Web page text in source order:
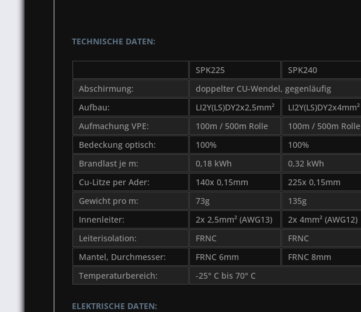
TECHNISCHE DATEN:
SPK225 SPK240
Abschirmung:
doppelter CU-Wendel, gegenläufig
Aufbau:
LI2Y(LS)DY2x2,5mm² LI2Y(LS)DY2x4mm²
Aufmachung VPE:
100m / 500m Rolle 100m / 500m Rolle
Bedeckung optisch:
100% 100%
Brandlast je m:
0,18 kWh 0,32 kWh
Cu-Litze per Ader:
140x 0,15mm 225x 0,15mm
Gewicht pro m:
73g 135g
Innenleiter:
2x 2,5mm² (AWG13) 2x 4mm² (AWG12)
Leiterisolation:
FRNC FRNC
Mantel, Durchmesser:
FRNC 6mm FRNC 8mm
Temperaturbereich:
-25° C bis 70° C
ELEKTRISCHE DATEN: